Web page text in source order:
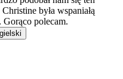
była wspaniałą
polecam.